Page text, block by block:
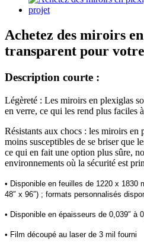
Achetez des miroirs
transparent pour
Description courte :
Légèreté : Les miroirs en plexiglas
en verre, ce qui les rend plus faciles
Résistants aux chocs : les miroirs en
moins susceptibles de se briser que
ce qui en fait une option plus sûre,
environnements où la sécurité est
• Disponible en feuilles de 1220 x 1830
48″ x 96″) ; formats personnalisés
• Disponible en épaisseurs de 0,039″ à
• Film découpé au laser de 3 mil fourni